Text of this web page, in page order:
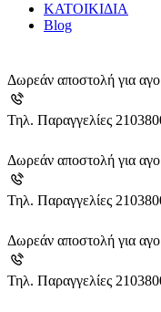
ΚΑΤΟΙΚΙΔΙΑ
Blog
Δωρεάν αποστολή για
Τηλ. Παραγγελίες
Δωρεάν αποστολή για
Τηλ. Παραγγελίες
Δωρεάν αποστολή για
Τηλ. Παραγγελίες